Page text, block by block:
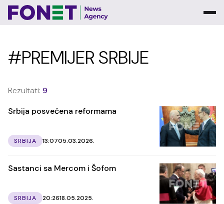
#PREMIJER SRBIJE
Rezultati: 9
Srbija posvećena reformama
SRBIJA 13:0705.03.2026.
Sastanci sa Mercom i Šofom
SRBIJA 20:2618.05.2025.